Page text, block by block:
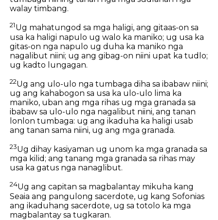
walay timbang.
21Ug mahatungod sa mga haligi, ang gitaas-on sa
usa ka haligi napulo ug walo ka maniko; ug usa ka
gitas-on nga napulo ug duha ka maniko nga
nagalibut niini; ug ang gibag-on niini upat ka tudlo;
ug kadto lungagan.
22Ug ang ulo-ulo nga tumbaga diha sa ibabaw niini;
ug ang kahabogon sa usa ka ulo-ulo lima ka
maniko, uban ang mga rihas ug mga granada sa
ibabaw sa ulo-ulo nga nagalibut niini, ang tanan
lonlon tumbaga: ug ang ikaduha ka haligi usab
ang tanan sama niini, ug ang mga granada.
23Ug dihay kasiyaman ug unom ka mga granada sa
mga kilid; ang tanang mga granada sa rihas may
usa ka gatus nga nanaglibut.
24Ug ang capitan sa magbalantay mikuha kang
Seaia ang pangulong sacerdote, ug kang Sofonias
ang ikaduhang sacerdote, ug sa totolo ka mga
magbalantay sa tugkaran.